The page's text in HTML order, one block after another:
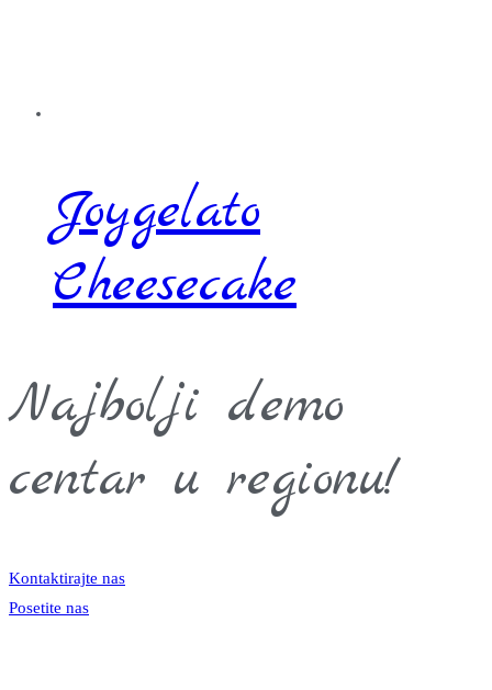
Joygelato
Cheesecake
Najbolji demo
centar u regionu!
Kontaktirajte nas
Posetite nas